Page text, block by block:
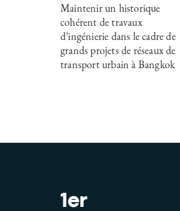
Maintenir un historique
cohérent de travaux
d’ingénierie dans le cadre de
grands projets de réseaux de
transport urbain à Bangkok
1er